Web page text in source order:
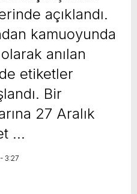
açıklandı.
kamuoyunda
anılan
etiketler
Bir
27 Aralık
…
3:27